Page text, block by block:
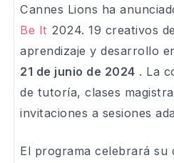
Cannes Lions ha
Be It 2024. 19 creativos
aprendizaje y desarrollo
21 de junio de 2024 . La
de tutoría, clases
invitaciones a sesiones
El programa celebrará su